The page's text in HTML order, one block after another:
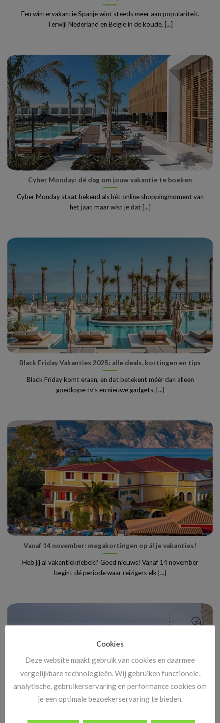
Een wintervakantie Spanje wint steeds meer aan populariteit.
Terwijl Nederland en België in de koude, [...]
Cyber Monday: dé dag om jouw vakantie te boeken
Cyber Monday staat bekend als hét online shoppingmoment van
het jaar, maar wist je dat [...]
Black Friday Vakanties 2025: alle deals, kortingen en tips
Black Friday komt eraan, en dat betekent méér dan alleen
goedkope tv’s en nieuwe gadgets. [...]
Vanaf 14 november: megakortingen op ál je vakanties!
Heb jij al vakantiekriebels? Goed nieuws! Vanaf 14 november
begint dé periode waar reizigers elk [...]
Cookies
Deze website maakt gebruik van cookies en daarmee
vergelijkbare technologieën. Wij gebruiken functionele,
analytische, gebruikerservaring en performance cookies om
je een optimale bezoekerservaring te bieden.